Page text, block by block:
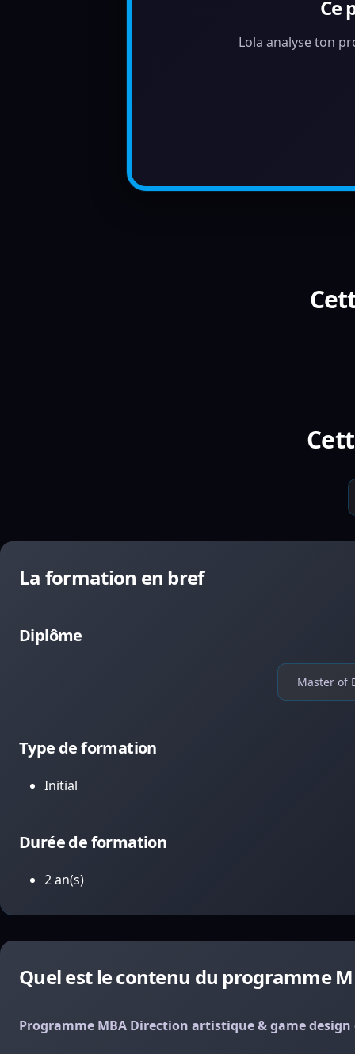
Ce
Lola analyse ton
La formation en bref
Diplôme
Master of
Type de formation
Initial
Durée de formation
2 an(s)
Quel est le contenu du programme
Programme MBA Direction artistique & game design